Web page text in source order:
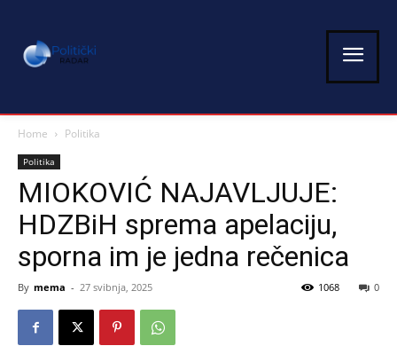
Home Politika
Politika
MIOKOVIĆ NAJAVLJUJE:
HDZBiH sprema apelaciju,
sporna im je jedna rečenica
By mema - 27 svibnja, 2025 0
1068